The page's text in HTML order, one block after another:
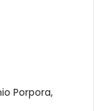
Porpora,